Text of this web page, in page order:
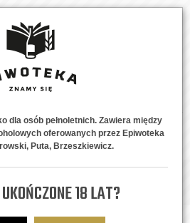
0
dla osób pełnoletnich. Zawiera między
oferowanych przez Epiwoteka
Puta, Brzeszkiewicz.
18 LAT?